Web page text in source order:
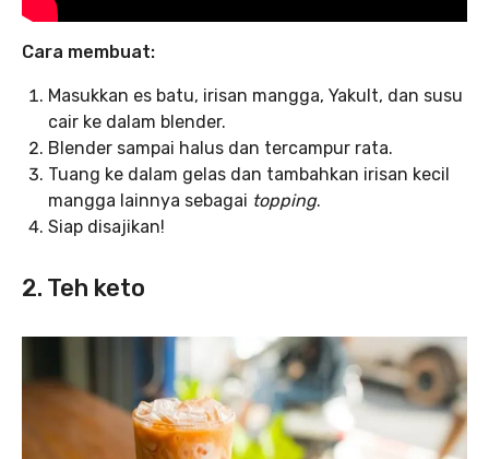
Cara membuat:
Masukkan es batu, irisan mangga, Yakult, dan susu
cair ke dalam blender.
Blender sampai halus dan tercampur rata.
Tuang ke dalam gelas dan tambahkan irisan kecil
mangga lainnya sebagai topping.
Siap disajikan!
2. Teh keto